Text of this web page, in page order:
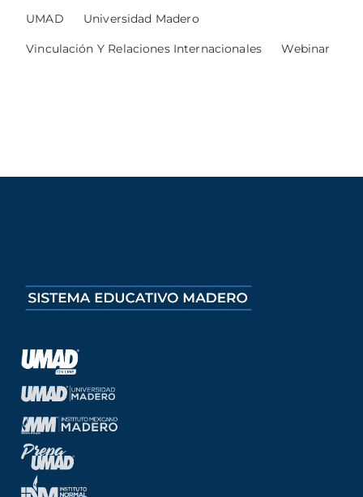
UMAD Universidad Madero
Vinculación Y Relaciones Internacionales Webinar